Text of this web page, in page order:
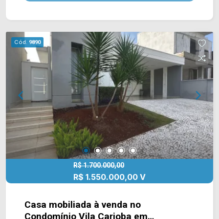
cobertas. A edícula conta com ampla sala e 01
banheiro. Localizado próximo à Av. Armando
Sales de Oliveira, Av. Iacanga, Av. Brasil, Av. Santa
Bárbara e Rod. Luiz de Queiroz. Esta região conta
com Parque Ecológico, Jardim Botânico, Senai,
restaurante Sabor Mineiro, Colégio Politec,
supermercado Crema e Colégio Antares. Entre
em contato com a equipe da Arbix Imóveis e
agende a sua visita!! WhatsApp e Telefone: (19)
3475-4546 ARBIX IMÓVEIS - Presente em cada
mudança!
Cód. 9890
R$ 1.700.000,00
R$ 1.550.000,00 V
Casa mobiliada à venda no
Condomínio Vila Carioba em